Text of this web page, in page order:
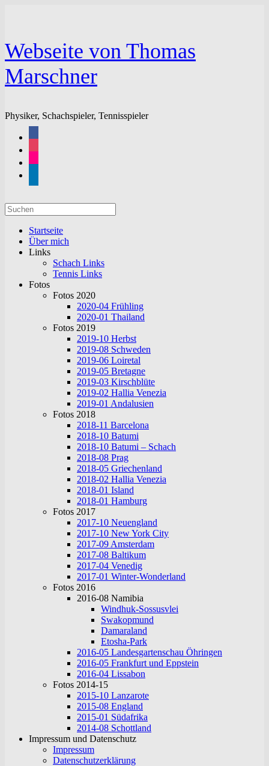
Webseite von Thomas
Marschner
Physiker, Schachspieler, Tennisspieler
Suchen
nach:
Startseite
Über mich
Links
Schach Links
Tennis Links
Fotos
Fotos 2020
2020-04 Frühling
2020-01 Thailand
Fotos 2019
2019-10 Herbst
2019-08 Schweden
2019-06 Loiretal
2019-05 Bretagne
2019-03 Kirschblüte
2019-02 Hallia Venezia
2019-01 Andalusien
Fotos 2018
2018-11 Barcelona
2018-10 Batumi
2018-10 Batumi – Schach
2018-08 Prag
2018-05 Griechenland
2018-02 Hallia Venezia
2018-01 Island
2018-01 Hamburg
Fotos 2017
2017-10 Neuengland
2017-10 New York City
2017-09 Amsterdam
2017-08 Baltikum
2017-04 Venedig
2017-01 Winter-Wonderland
Fotos 2016
2016-08 Namibia
Windhuk-Sossusvlei
Swakopmund
Damaraland
Etosha-Park
2016-05 Landesgartenschau Öhringen
2016-05 Frankfurt und Eppstein
2016-04 Lissabon
Fotos 2014-15
2015-10 Lanzarote
2015-08 England
2015-01 Südafrika
2014-08 Schottland
Impressum und Datenschutz
Impressum
Datenschutzerklärung